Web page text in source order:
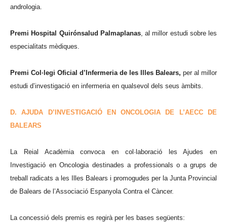
andrologia.
Premi Hospital Quirónsalud Palmaplanas, al millor estudi sobre les
especialitats mèdiques.
Premi Col·legi Oficial d’Infermeria de les Illes Balears, per al millor
estudi d’investigació en infermeria en qualsevol dels seus àmbits.
D. AJUDA D’INVESTIGACIÓ EN ONCOLOGIA DE L’AECC DE
BALEARS
La Reial Acadèmia convoca en col·laboració les Ajudes en
Investigació en Oncologia destinades a professionals o a grups de
treball radicats a les Illes Balears i promogudes per la Junta Provincial
de Balears de l’Associació Espanyola Contra el Càncer.
La concessió dels premis es regirà per les bases següents: